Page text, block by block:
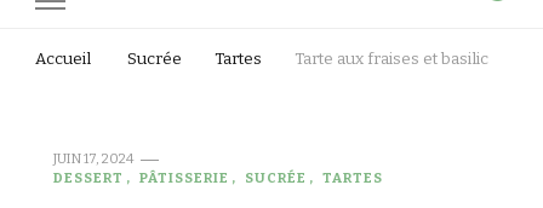
Accueil Sucrée Tartes Tarte aux fraises et basilic
JUIN 17, 2024
DESSERT
PÂTISSERIE SUCRÉE TARTES